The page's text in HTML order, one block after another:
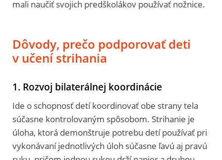
mali naučiť svojich predškolákov používať nožnice.
Dôvody, prečo podporovať deti
v učení strihania
1. Rozvoj bilaterálnej koordinácie
Ide o schopnosť detí koordinovať obe strany tela
súčasne kontrolovaným spôsobom. Strihanie je
úloha, ktorá demonštruje potrebu detí používať pri
vykonávaní jednotlivých úloh súčasne ľavú aj pravú